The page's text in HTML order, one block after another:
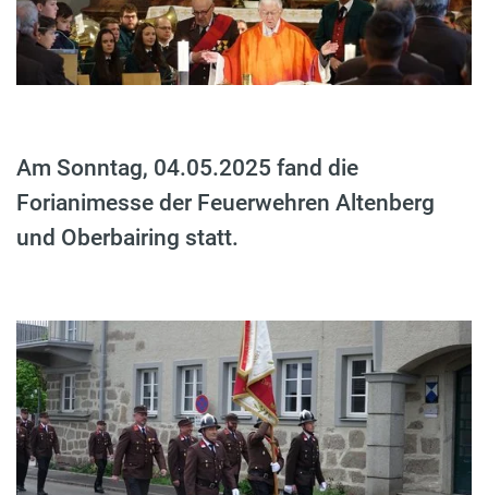
Am Sonntag, 04.05.2025 fand die
Forianimesse der Feuerwehren Altenberg
und Oberbairing statt.